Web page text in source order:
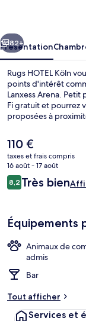
Suivant
82+
Présentation
Rugs HOTEL Köln
points d'intérêt
Lanxess Arena.
Fi gratuit et pourrez
proposées à
salon, une terrasse
adorent le personnel
une courte distance
et Station de métro
Le
prix
actuel
est
de
110 €
taxes et frais compris
16 août - 17 août
Avis
voyageurs
8,28,2 sur 10
Très bien
Équipements
Animaux de
admis
Bar
Tout afficher
Services et